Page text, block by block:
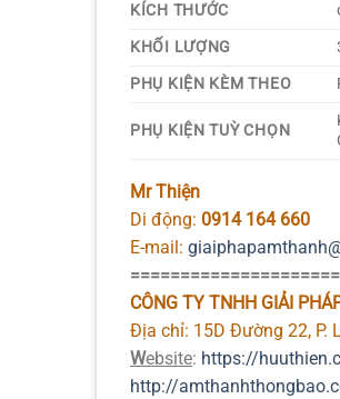
KÍCH THƯỚC
KHỐI LƯỢNG
PHỤ KIỆN KÈM THEO
PHỤ KIỆN TUỲ CHỌN
Mr Thiện
Di động: 0914 164 660
E-mail:
CÔNG TY TNHH GIẢI
Địa chỉ: 15D Đường 22, P.
Website: https://
http://